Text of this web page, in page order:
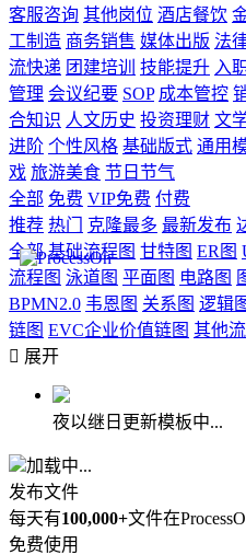
客服咨询 其他岗位 酒店餐饮
工制造 商务销售 媒体出版 法
流快递 团建培训 技能提升 入
管理 会议纪要 SOP 成本管控
合知识 人文历史 投资理财 文
进阶 个性风格 基础版式 通用
戏 旅游美食 节日节气
全部 免费 VIP免费 付费
推荐 热门 克隆最多 最新发布
全部 基础流程图 甘特图 ER图
流程图 泳道图 平面图 电路图
BPMN2.0 韦恩图 关系图 逻辑
链图 EVC企业价值链图 其他
 展开
夜以继日更新模板中...
加载中...
发布文件
每天有100,000+文件在
免费使用